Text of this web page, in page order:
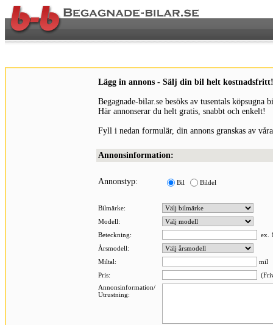
Lägg in annons - Sälj din bil helt kostnadsfritt!
Begagnade-bilar.se besöks av tusentals köpsugna
Här annonserar du helt gratis, snabbt och enkelt!
Fyll i nedan formulär, din annons granskas av
Annonsinformation:
Annonstyp: Bil Bildel
Bilmärke:
Modell:
Beteckning:
ex.
Årsmodell:
Miltal:
mil
Pris:
Annonsinformation/
Utrustning: